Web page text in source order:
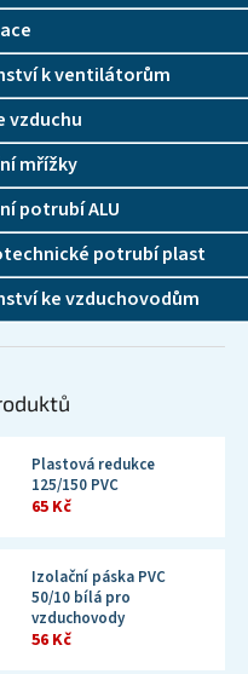
k ventilátorům
vzduchu
mřížky
potrubí ALU
potrubí plast
ke vzduchovodům
Plastová redukce
125/150 PVC
65 Kč
Izolační páska PVC
50/10 bílá pro
vzduchovody
56 Kč